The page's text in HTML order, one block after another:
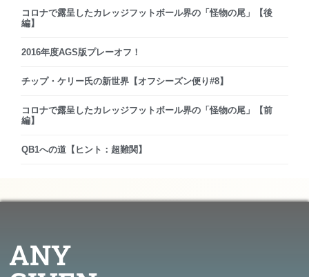
コロナで露呈したカレッジフットボール界の「怪物の尾」【後
編】
2016年度AGS版プレーオフ！
チップ・ケリー氏の新世界【オフシーズン便り#8】
コロナで露呈したカレッジフットボール界の「怪物の尾」【前
編】
QB1への道【ヒント：超難関】
ANY